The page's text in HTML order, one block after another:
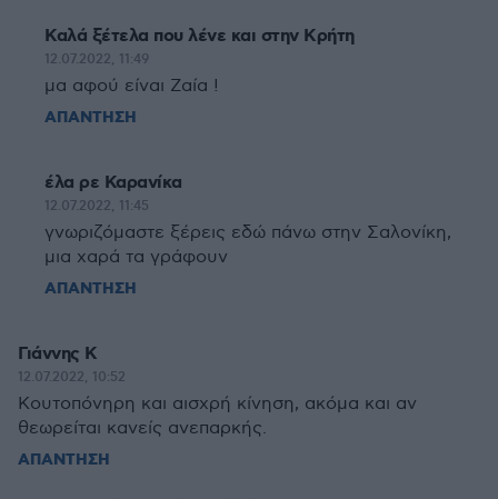
Καλά ξέτελα που λένε και στην Κρήτη
12.07.2022, 11:49
μα αφού είναι Ζαία !
ΑΠΑΝΤΗΣΗ
έλα ρε Καρανίκα
12.07.2022, 11:45
γνωριζόμαστε ξέρεις εδώ πάνω στην Σαλονίκη,
μια χαρά τα γράφουν
ΑΠΑΝΤΗΣΗ
Γιάννης Κ
12.07.2022, 10:52
Κουτοπόνηρη και αισχρή κίνηση, ακόμα και αν
θεωρείται κανείς ανεπαρκής.
ΑΠΑΝΤΗΣΗ